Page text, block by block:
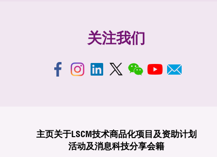
关注我们
主页关于LSCM技术商品化项目及资助计划
活动及消息科技分享会籍